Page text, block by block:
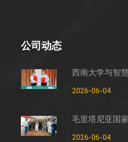
公司动态
2026-06-04
2026-06-04